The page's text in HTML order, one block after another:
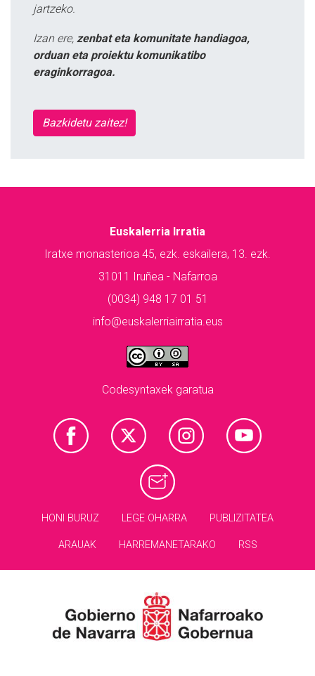
jartzeko.
Izan ere, zenbat eta komunitate handiagoa,
orduan eta proiektu komunikatibo
eraginkorragoa.
Bazkidetu zaitez!
Euskalerria Irratia
Iratxe monasterioa 45, ezk. eskailera, 13. ezk.
31011 Iruñea - Nafarroa
(0034) 948 17 01 51
info@euskalerriairratia.eus
Codesyntaxek garatua
HONI BURUZ LEGE OHARRA PUBLIZITATEA
ARAUAK HARREMANETARAKO RSS